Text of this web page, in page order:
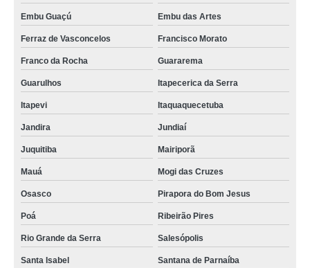
Embu Guaçú Embu das Artes
Ferraz de Vasconcelos Francisco Morato
Franco da Rocha Guararema
Guarulhos Itapecerica da Serra
Itapevi Itaquaquecetuba
Jandira Jundiaí
Juquitiba Mairiporã
Mauá Mogi das Cruzes
Osasco Pirapora do Bom Jesus
Poá Ribeirão Pires
Rio Grande da Serra Salesópolis
Santa Isabel Santana de Parnaíba